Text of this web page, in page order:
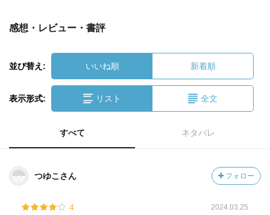
感想・レビュー・書評
並び替え: いいね順 新着順
表示形式: リスト 全文
すべて ネタバレ
つゆこさん フォロー
4 2024.03.25